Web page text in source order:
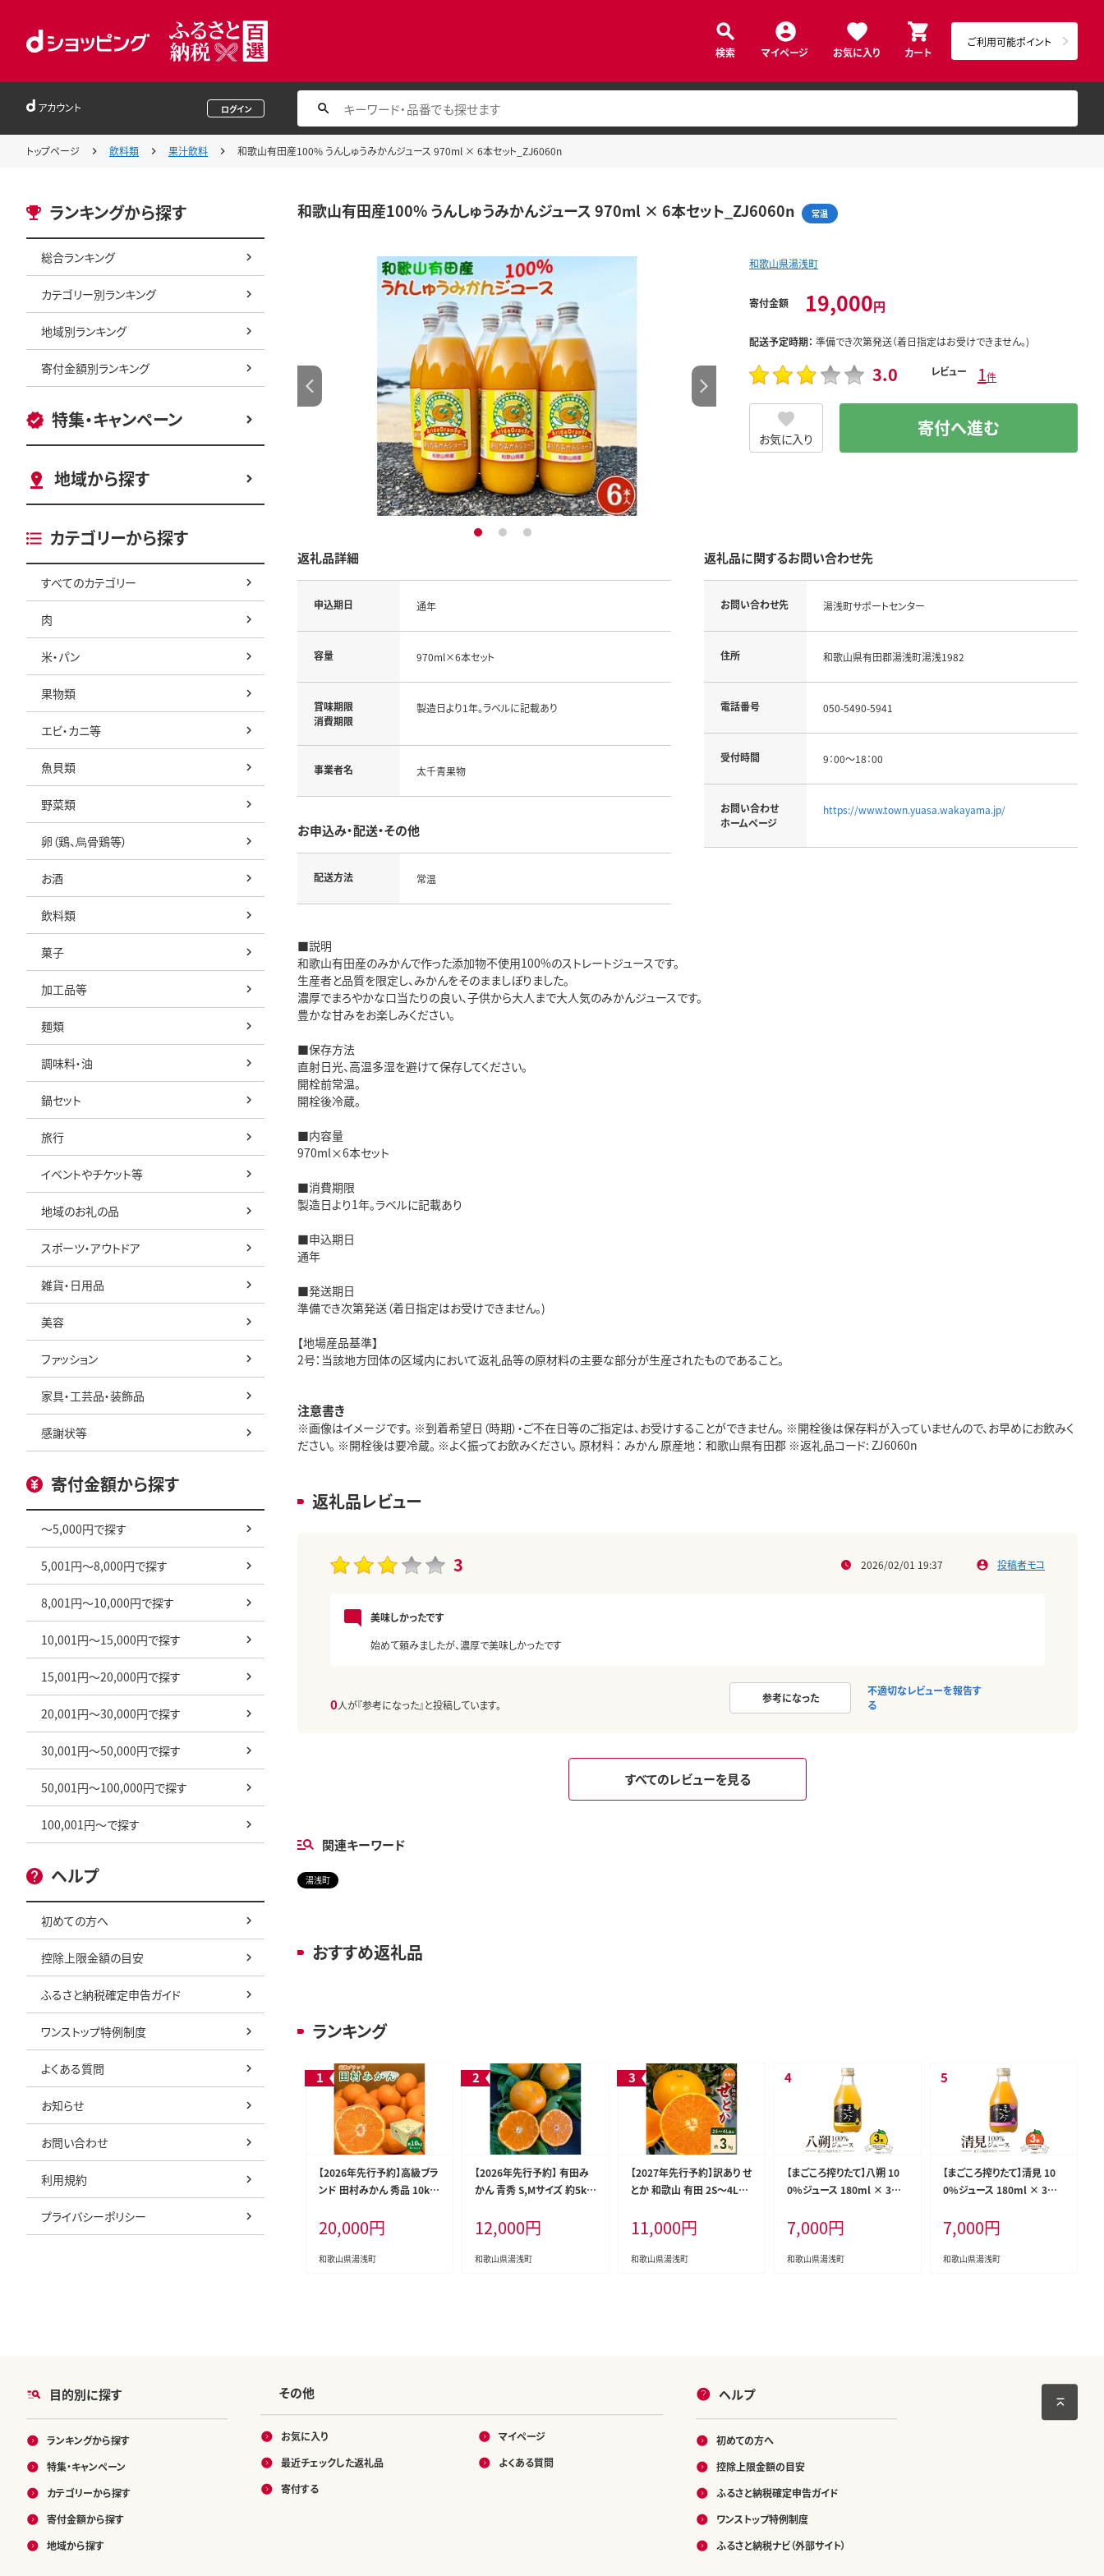
検索 マイページ お気に入り カート
ご利用可能ポイント
アカウント ログイン
トップページ 飲料類 果汁飲料 和歌山有田産100% うんしゅうみかんジュース 970ml × 6本セット_ZJ6060n
ランキングから探す
総合ランキング
カテゴリー別ランキング
地域別ランキング
寄付金額別ランキング
特集・キャンペーン
地域から探す
カテゴリーから探す
すべてのカテゴリー
肉
米・パン
果物類
エビ・カニ等
魚貝類
野菜類
卵（鶏、烏骨鶏等）
お酒
飲料類
菓子
加工品等
麺類
調味料・油
鍋セット
旅行
イベントやチケット等
地域のお礼の品
スポーツ・アウトドア
雑貨・日用品
美容
ファッション
家具・工芸品・装飾品
感謝状等
寄付金額から探す
～5,000円で探す
5,001円～8,000円で探す
8,001円～10,000円で探す
10,001円～15,000円で探す
15,001円～20,000円で探す
20,001円～30,000円で探す
30,001円～50,000円で探す
50,001円～100,000円で探す
100,001円～で探す
ヘルプ
初めての方へ
控除上限金額の目安
ふるさと納税確定申告ガイド
ワンストップ特例制度
よくある質問
お知らせ
お問い合わせ
利用規約
プライバシーポリシー
和歌山有田産100% うんしゅうみかんジュース 970ml × 6本セット_ZJ6060n 常温
1 2 3
和歌山県湯浅町
寄付金額 19,000円
配送予定時期： 準備でき次第発送（着日指定はお受けできません。)
3.0 レビュー 1件
お気に入り 寄付へ進む
返礼品詳細
申込期日 通年
容量 970ml×6本セット
賞味期限
消費期限
製造日より1年。ラベルに記載あり
事業者名 太千青果物
お申込み・配送・その他
配送方法 常温
返礼品に関するお問い合わせ先
お問い合わせ先 湯浅町サポートセンター
住所 和歌山県有田郡湯浅町湯浅1982
電話番号 050-5490-5941
受付時間 9：00～18：00
お問い合わせ
ホームページ
https://www.town.yuasa.wakayama.jp/
■説明
和歌山有田産のみかんで作った添加物不使用100%のストレートジュースです。
生産者と品質を限定し、みかんをそのまましぼりました。
濃厚でまろやかな口当たりの良い、子供から大人まで大人気のみかんジュースです。
豊かな甘みをお楽しみください。
■保存方法
直射日光、高温多湿を避けて保存してください。
開栓前常温。
開栓後冷蔵。
■内容量
970ml×6本セット
■消費期限
製造日より1年。ラベルに記載あり
■申込期日
通年
■発送期日
準備でき次第発送（着日指定はお受けできません。)
【地場産品基準】
2号：当該地方団体の区域内において返礼品等の原材料の主要な部分が生産されたものであること。
注意書き
※画像はイメージです。 ※到着希望日（時期）・ご不在日等のご指定は、お受けすることができません。 ※開栓後は保存料が入っていませんので、お早めにお飲みく
ださい。 ※開栓後は要冷蔵。 ※よく振ってお飲みください。 原材料 ： みかん 原産地 ： 和歌山県有田郡 ※返礼品コード: ZJ6060n
返礼品レビュー
3 2026/02/01 19:37 投稿者モコ
美味しかったです
始めて頼みましたが、濃厚で美味しかったです
0人が『参考になった』と投稿しています。
参考になった
不適切なレビューを報告す
る
すべてのレビューを見る
関連キーワード
湯浅町
おすすめ返礼品
ランキング
【2026年先行予約】高級ブラ
ンド 田村みかん 秀品 10kg
ン 蜜柑 柑橘 温州みかん 有
田みかん】_DN6015
20,000円
和歌山県湯浅町
【2026年先行予約】 有田み
かん 青秀 S,Мサイズ 約5kg
ん 有田みかん 和歌山 贈答
ギフト】_BF6009n
12,000円
和歌山県湯浅町
【2027年先行予約】訳あり せ
とか 和歌山 有田 2S～4Lサ
11,000円
和歌山県湯浅町
【まごころ搾りたて】八朔 10
0%ジュース 180ml × 3本
7,000円
和歌山県湯浅町
【まごころ搾りたて】清見 10
0%ジュース 180ml × 3本
7,000円
和歌山県湯浅町
目的別に探す
ランキングから探す
特集・キャンペーン
カテゴリーから探す
寄付金額から探す
地域から探す
その他
お気に入り
最近チェックした返礼品
寄付する
マイページ
よくある質問
ヘルプ
初めての方へ
控除上限金額の目安
ふるさと納税確定申告ガイド
ワンストップ特例制度
ふるさと納税ナビ（外部サイト）